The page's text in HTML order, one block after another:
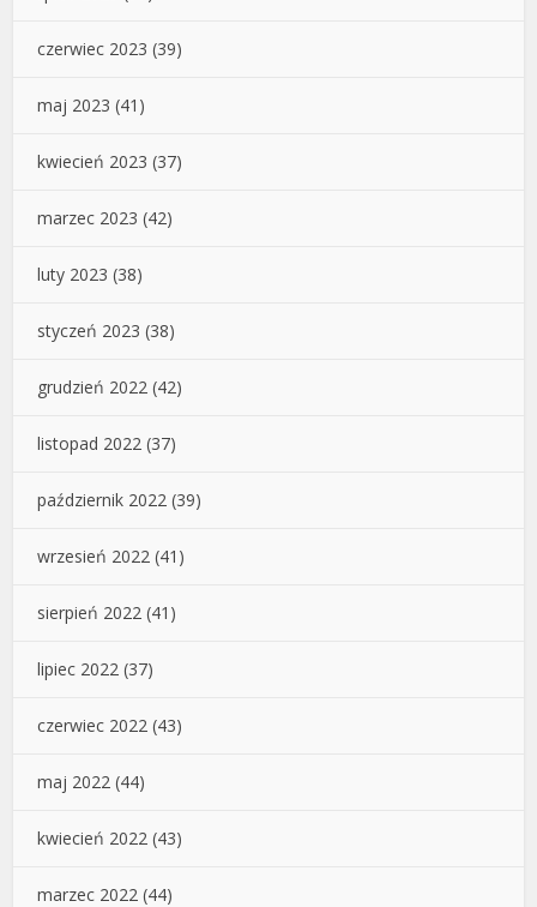
czerwiec 2023 (39)
maj 2023 (41)
kwiecień 2023 (37)
marzec 2023 (42)
luty 2023 (38)
styczeń 2023 (38)
grudzień 2022 (42)
listopad 2022 (37)
październik 2022 (39)
wrzesień 2022 (41)
sierpień 2022 (41)
lipiec 2022 (37)
czerwiec 2022 (43)
maj 2022 (44)
kwiecień 2022 (43)
marzec 2022 (44)